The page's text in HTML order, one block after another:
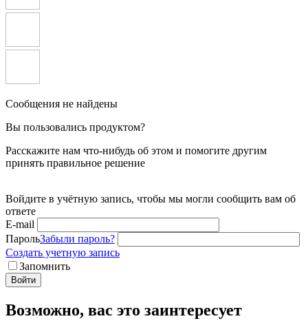
Сообщения не найдены
Вы пользовались продуктом?
Расскажите нам что-нибудь об этом и помогите другим
принять правильное решение
Войдите в учётную запись, чтобы мы могли сообщить вам об
ответе
E-mail
ПарольЗабыли пароль?
Создать учетную запись
Запомнить
Войти
Возможно, вас это заинтересует